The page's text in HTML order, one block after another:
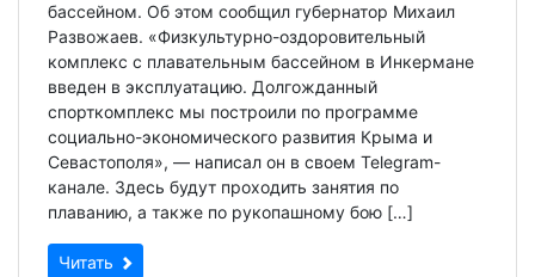
бассейном. Об этом сообщил губернатор Михаил
Развожаев. «Физкультурно-оздоровительный
комплекс с плавательным бассейном в Инкермане
введен в эксплуатацию. Долгожданный
спорткомплекс мы построили по программе
социально-экономического развития Крыма и
Севастополя», — написал он в своем Telegram-
канале. Здесь будут проходить занятия по
плаванию, а также по рукопашному бою […]
Читать